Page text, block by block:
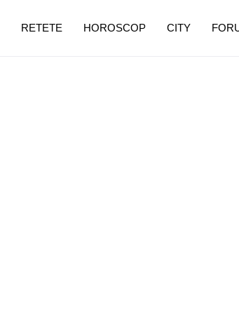
RETETE HOROSCOP CITY
de dureroasă este investigația